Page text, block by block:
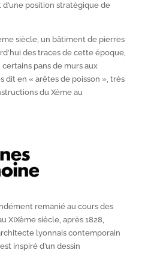
position stratégique de
siècle, un bâtiment de pierres
des traces de cette époque,
pans de murs aux
dit en « arêtes de poisson », très
du Xèmeau
remanié au cours des
XIXèmesiècle, après 1828,
lyonnais contemporain
inspiré d’un dessin